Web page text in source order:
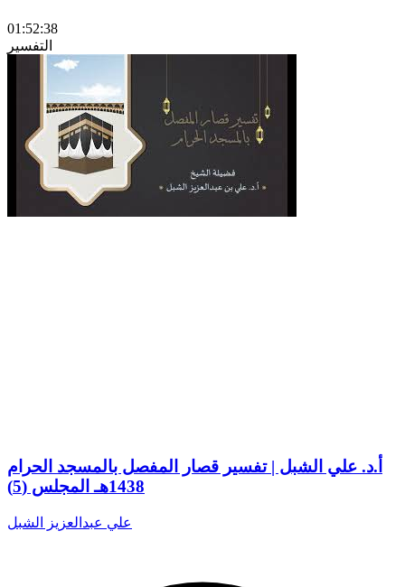
01:52:38
التفسير
أ.د. علي الشبل | تفسير قصار المفصل بالمسجد الحرام
1438هـ المجلس (5)
علي عبدالعزيز الشبل